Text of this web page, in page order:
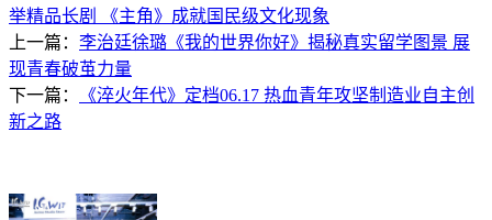
举精品长剧 《主角》成就国民级文化现象
上一篇： 李治廷徐璐《我的世界你好》揭秘真实留学图景 展
现青春破茧力量
下一篇：
《淬火年代》定档06.17 热血青年攻坚制造业自主创
新之路